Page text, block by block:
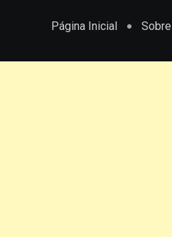
Página Inicial Sobre